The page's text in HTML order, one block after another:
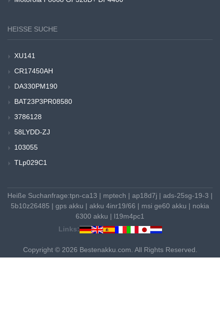
HEISSE SUCHE
XU141
CR17450AH
DA330PM190
BAT23P3PR08580
3786128
58LYDD-ZJ
103055
TLp029C1
Heiße Suchanfrage:tpn-ca13 | mptech | ap18d7j | ads-25sg-19-3 |
5b10z26485 | gps akku | akku 4inr19/66 | msi ge60 akku | nokia
6300 akku | l19m4pc1
Links:
Copyright © 2026 Bestenakku.com. All Rights Reserved.